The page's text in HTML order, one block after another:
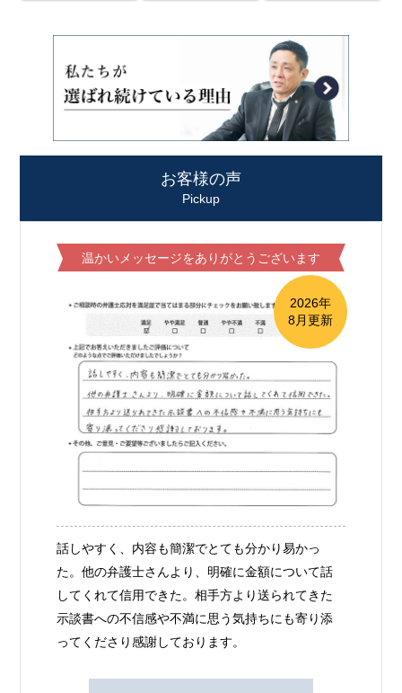
お客様の声
Pickup
温かいメッセージをありがとうございます
2026年
8月更新
話しやすく、内容も簡潔でとても分かり易かっ
た。他の弁護士さんより、明確に金額について話
してくれて信用できた。相手方より送られてきた
示談書への不信感や不満に思う気持ちにも寄り添
ってくださり感謝しております。